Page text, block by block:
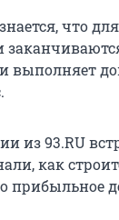
что
выполняет
из 93.RU
как
прибыльное